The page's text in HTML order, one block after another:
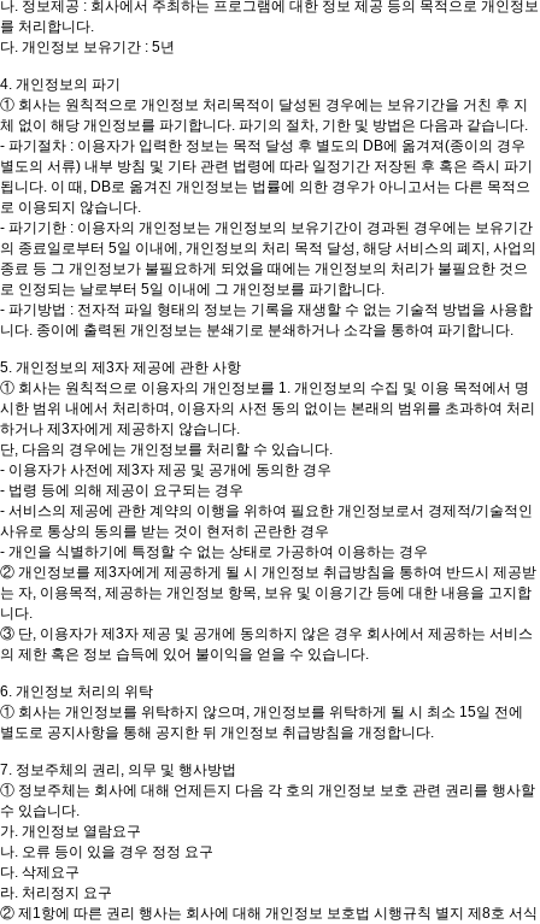
나. 정보제공 : 회사에서 주최하는 프로그램에 대한 정보 제공 등의 목적으로 개인정보
를 처리합니다.
다. 개인정보 보유기간 : 5년
4. 개인정보의 파기
① 회사는 원칙적으로 개인정보 처리목적이 달성된 경우에는 보유기간을 거친 후 지
체 없이 해당 개인정보를 파기합니다. 파기의 절차, 기한 및 방법은 다음과 같습니다.
- 파기절차 : 이용자가 입력한 정보는 목적 달성 후 별도의 DB에 옮겨져(종이의 경우
별도의 서류) 내부 방침 및 기타 관련 법령에 따라 일정기간 저장된 후 혹은 즉시 파기
됩니다. 이 때, DB로 옮겨진 개인정보는 법률에 의한 경우가 아니고서는 다른 목적으
로 이용되지 않습니다.
- 파기기한 : 이용자의 개인정보는 개인정보의 보유기간이 경과된 경우에는 보유기간
의 종료일로부터 5일 이내에, 개인정보의 처리 목적 달성, 해당 서비스의 폐지, 사업의
종료 등 그 개인정보가 불필요하게 되었을 때에는 개인정보의 처리가 불필요한 것으
로 인정되는 날로부터 5일 이내에 그 개인정보를 파기합니다.
- 파기방법 : 전자적 파일 형태의 정보는 기록을 재생할 수 없는 기술적 방법을 사용합
니다. 종이에 출력된 개인정보는 분쇄기로 분쇄하거나 소각을 통하여 파기합니다.
5. 개인정보의 제3자 제공에 관한 사항
① 회사는 원칙적으로 이용자의 개인정보를 1. 개인정보의 수집 및 이용 목적에서 명
시한 범위 내에서 처리하며, 이용자의 사전 동의 없이는 본래의 범위를 초과하여 처리
하거나 제3자에게 제공하지 않습니다.
단, 다음의 경우에는 개인정보를 처리할 수 있습니다.
- 이용자가 사전에 제3자 제공 및 공개에 동의한 경우
- 법령 등에 의해 제공이 요구되는 경우
- 서비스의 제공에 관한 계약의 이행을 위하여 필요한 개인정보로서 경제적/기술적인
사유로 통상의 동의를 받는 것이 현저히 곤란한 경우
- 개인을 식별하기에 특정할 수 없는 상태로 가공하여 이용하는 경우
② 개인정보를 제3자에게 제공하게 될 시 개인정보 취급방침을 통하여 반드시 제공받
는 자, 이용목적, 제공하는 개인정보 항목, 보유 및 이용기간 등에 대한 내용을 고지합
니다.
③ 단, 이용자가 제3자 제공 및 공개에 동의하지 않은 경우 회사에서 제공하는 서비스
의 제한 혹은 정보 습득에 있어 불이익을 얻을 수 있습니다.
6. 개인정보 처리의 위탁
① 회사는 개인정보를 위탁하지 않으며, 개인정보를 위탁하게 될 시 최소 15일 전에
별도로 공지사항을 통해 공지한 뒤 개인정보 취급방침을 개정합니다.
7. 정보주체의 권리, 의무 및 행사방법
① 정보주체는 회사에 대해 언제든지 다음 각 호의 개인정보 보호 관련 권리를 행사할
수 있습니다.
가. 개인정보 열람요구
나. 오류 등이 있을 경우 정정 요구
다. 삭제요구
라. 처리정지 요구
② 제1항에 따른 권리 행사는 회사에 대해 개인정보 보호법 시행규칙 별지 제8호 서식